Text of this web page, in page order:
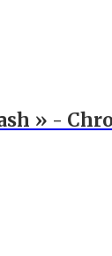
» -